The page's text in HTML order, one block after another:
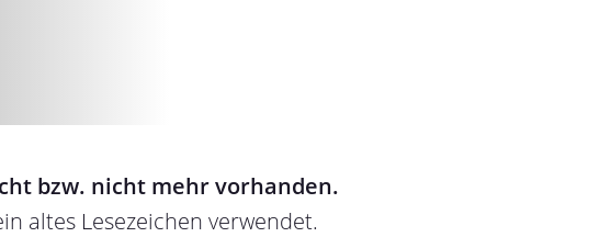
bzw. nicht mehr vorhanden.
altes Lesezeichen verwendet.